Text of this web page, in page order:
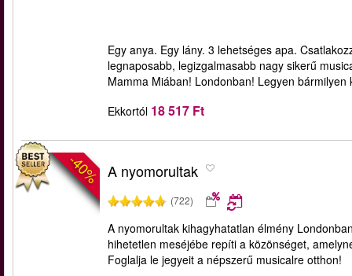
Egy anya. Egy lány. 3 lehetséges apa.
legnaposabb, legizgalmasabb nagy sikerű
Mamma Miában! Londonban! Legyen
Ekkortól 18 517 Ft
-40% A nyomorultak
(722)
A nyomorultak kihagyhatatlan élmény
hihetetlen meséjébe repíti a közönséget,
Foglalja le jegyeit a népszerű musicalre otthon!